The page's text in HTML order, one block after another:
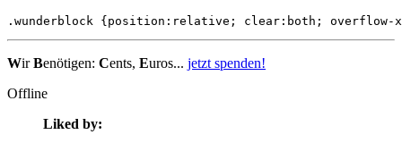
.wunderblock {position:relative; clear:both; overflow-
WirBenötigen: Cents, Euros... jetzt spenden!
Offline
Liked by: